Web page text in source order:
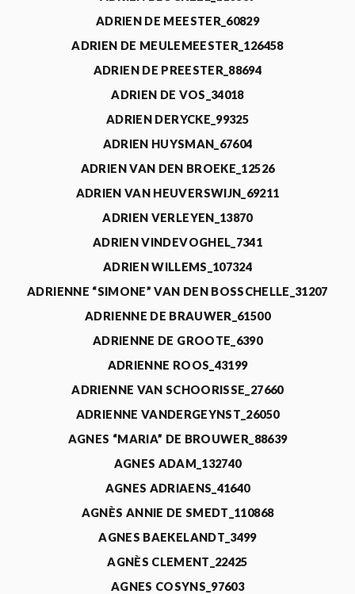
ADRIEN DE MEESTER_60829
ADRIEN DE MEULEMEESTER_126458
ADRIEN DE PREESTER_88694
ADRIEN DE VOS_34018
ADRIEN DERYCKE_99325
ADRIEN HUYSMAN_67604
ADRIEN VAN DEN BROEKE_12526
ADRIEN VAN HEUVERSWIJN_69211
ADRIEN VERLEYEN_13870
ADRIEN VINDEVOGHEL_7341
ADRIEN WILLEMS_107324
ADRIENNE “SIMONE” VAN DEN BOSSCHELLE_31207
ADRIENNE DE BRAUWER_61500
ADRIENNE DE GROOTE_6390
ADRIENNE ROOS_43199
ADRIENNE VAN SCHOORISSE_27660
ADRIENNE VANDERGEYNST_26050
AGNES “MARIA” DE BROUWER_88639
AGNES ADAM_132740
AGNES ADRIAENS_41640
AGNÈS ANNIE DE SMEDT_110868
AGNES BAEKELANDT_3499
AGNÈS CLEMENT_22425
AGNES COSYNS_97603